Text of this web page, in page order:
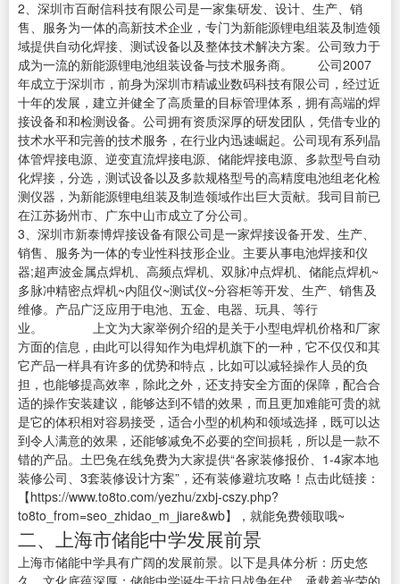
2、深圳市百耐信科技有限公司是一家集研发、设计、生产、销
售、服务为一体的高新技术企业，专门为新能源锂电组装及制造领
域提供自动化焊接、测试设备以及整体技术解决方案。公司致力于
成为一流的新能源锂电池组装设备与技术服务商。 公司2007
年成立于深圳市，前身为深圳市精诚业数码科技有限公司，经过近
十年的发展，建立并健全了高质量的目标管理体系，拥有高端的焊
接设备和和检测设备。公司拥有资质深厚的研发团队，凭借专业的
技术水平和完善的技术服务，在行业内迅速崛起。公司现有系列晶
体管焊接电源、逆变直流焊接电源、储能焊接电源、多款型号自动
化焊接，分选，测试设备以及多款规格型号的高精度电池组老化检
测仪器，为新能源锂电组装及制造领域作出巨大贡献。我司目前已
在江苏扬州市、广东中山市成立了分公司。
3、深圳市新泰博焊接设备有限公司是一家焊接设备开发、生产、
销售、服务为一体的专业性科技形企业。主要从事电池焊接和仪
器;超声波金属点焊机、高频点焊机、双脉冲点焊机、储能点焊机~
多脉冲精密点焊机~内阻仪~测试仪~分容柜等开发、生产、销售及
维修。产品广泛应用于电池、五金、电器、玩具、等行
业。 上文为大家举例介绍的是关于小型电焊机价格和厂家
方面的信息，由此可以得知作为电焊机旗下的一种，它不仅仅和其
它产品一样具有许多的优势和特点，比如可以减轻操作人员的负
担，也能够提高效率，除此之外，还支持安全方面的保障，配合合
适的操作安装建议，能够达到不错的效果，而且更加难能可贵的就
是它的体积相对容易接受，适合小型的机构和领域选择，既可以达
到令人满意的效果，还能够减免不必要的空间损耗，所以是一款不
错的产品。土巴兔在线免费为大家提供“各家装修报价、1-4家本地
装修公司、3套装修设计方案”，还有装修避坑攻略！点击此链接：
【https://www.to8to.com/yezhu/zxbj-cszy.php?
to8to_from=seo_zhidao_m_jiare&wb】，就能免费领取哦~
二、上海市储能中学发展前景
上海市储能中学具有广阔的发展前景。以下是具体分析：历史悠